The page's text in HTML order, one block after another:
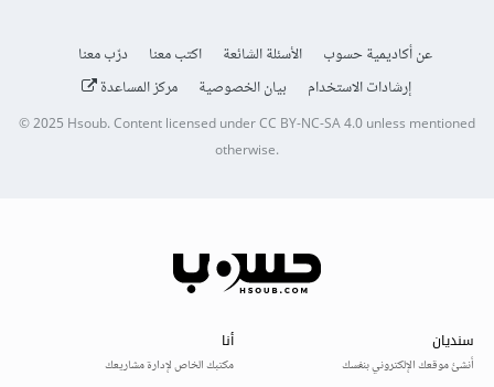
عن أكاديمية حسوب الأسئلة الشائعة اكتب معنا
درّب معنا
إرشادات الاستخدام
بيان الخصوصية مركز المساعدة
© 2025 Hsoub.Content licensed underCC BY-NC-SA 4.0unless mentioned
otherwise.